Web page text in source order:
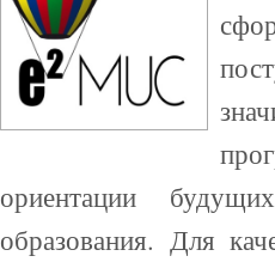
ориентации
образования. Для